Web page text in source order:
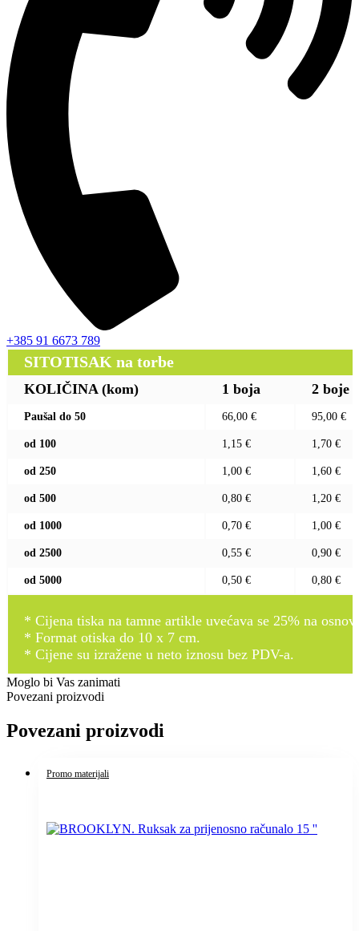
+385 91 6673 789
SITOTISAK na torbe
KOLIČINA (kom) 1 boja 2 boje
Paušal do 50 66,00 € 95,00 €
od 100 1,15 € 1,70 €
od 250 1,00 € 1,60 €
od 500 0,80 € 1,20 €
od 1000 0,70 € 1,00 €
od 2500 0,55 € 0,90 €
od 5000 0,50 € 0,80 €
* Cijena tiska na tamne artikle uvećava se 25% na
* Format otiska do 10 x 7 cm.
* Cijene su izražene u neto iznosu bez PDV-a.
Moglo bi Vas zanimati
Povezani proizvodi
Povezani proizvodi
Promo materijali